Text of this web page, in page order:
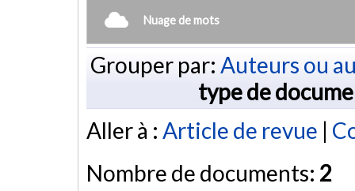
Nuage de mots
Grouper par: Auteurs ou
type de
Aller à : Article de revue |
Nombre de documents: 2